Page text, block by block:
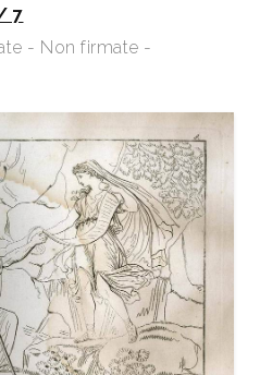
7
- Non firmate -